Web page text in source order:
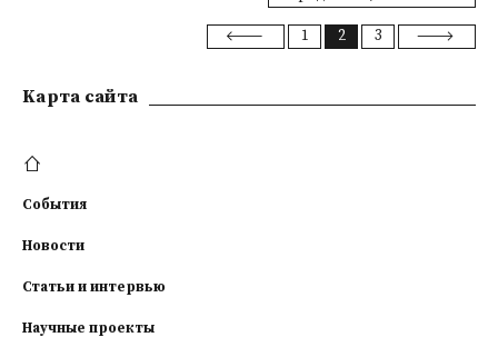
1 2 3
Kарта сайта
События
Новости
Статьи и интервью
Научные проекты